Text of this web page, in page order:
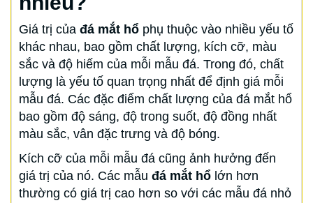
Giá trị của đá mắt hổ phụ thuộc vào nhiều yếu tố
khác nhau, bao gồm chất lượng, kích cỡ, màu
sắc và độ hiếm của mỗi mẫu đá. Trong đó, chất
lượng là yếu tố quan trọng nhất để định giá mỗi
mẫu đá. Các đặc điểm chất lượng của đá mắt hổ
bao gồm độ sáng, độ trong suốt, độ đồng nhất
màu sắc, vân đặc trưng và độ bóng.
Kích cỡ của mỗi mẫu đá cũng ảnh hưởng đến
giá trị của nó. Các mẫu đá mắt hổ lớn hơn
thường có giá trị cao hơn so với các mẫu đá nhỏ